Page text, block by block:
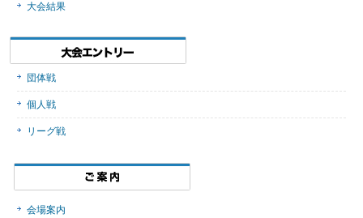
大会結果
団体戦
個人戦
リーグ戦
会場案内